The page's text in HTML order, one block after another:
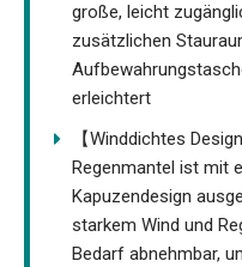
große, leicht
zusätzlichen
erleichtert
【Winddichtes
Regenmantel ist mit
Kapuzendesign
starkem Wind und
Bedarf abnehmbar,